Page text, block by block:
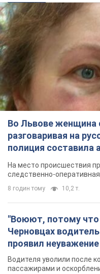
Во Львове женщина
разговаривая на
полиция составила
протокол. Видео
На место происшествия
следственно-
8 годин тому 10,2 т.
"Воюют, потому что
Черновцах
проявил
военным и
Видео
Водителя уволили после
пассажирами и